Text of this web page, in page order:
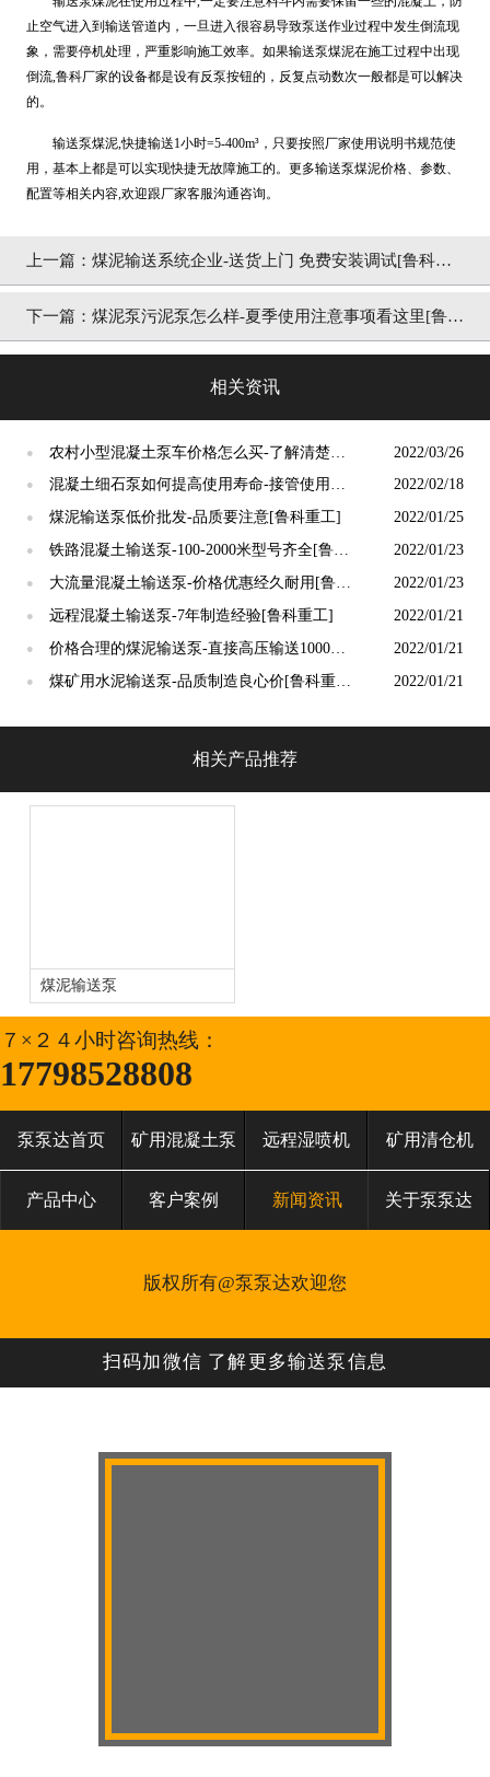
止空气进入到输送管道内，一旦进入很容易导致泵送作业过程中发生倒流现
象，需要停机处理，严重影响施工效率。如果输送泵煤泥在施工过程中出现
倒流,鲁科厂家的设备都是设有反泵按钮的，反复点动数次一般都是可以解决
的。
输送泵煤泥,快捷输送1小时=5-400m³，只要按照厂家使用说明书规范使
用，基本上都是可以实现快捷无故障施工的。更多输送泵煤泥价格、参数、
配置等相关内容,欢迎跟厂家客服沟通咨询。
上一篇：煤泥输送系统企业-送货上门 免费安装调试[鲁科重
工]
下一篇：煤泥泵污泥泵怎么样-夏季使用注意事项看这里[鲁科
相关资讯
●
农村小型混凝土泵车价格怎么买-了解清楚就
可以购买[鲁科重工]
2022/03/26
●
混凝土细石泵如何提高使用寿命-接管使用注
意事项[鲁科重工]
2022/02/18
● 煤泥输送泵低价批发-品质要注意[鲁科重工] 2022/01/25
●
铁路混凝土输送泵-100-2000米型号齐全[鲁科
重工]
2022/01/23
●
大流量混凝土输送泵-价格优惠经久耐用[鲁科
重工]
2022/01/23
● 远程混凝土输送泵-7年制造经验[鲁科重工] 2022/01/21
●
价格合理的煤泥输送泵-直接高压输送1000米
[鲁科重工]
2022/01/21
●
煤矿用水泥输送泵-品质制造良心价[鲁科重
2022/01/21
相关产品推荐
煤泥输送泵
７×２４小时咨询热线：
17798528808
泵泵达首页 矿用混凝土泵 远程湿喷机 矿用清仓机
产品中心 客户案例 新闻资讯 关于泵泵达
版权所有@泵泵达欢迎您
扫码加微信 了解更多输送泵信息